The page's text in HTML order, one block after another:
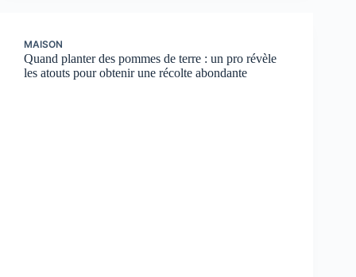
MAISON
Quand planter des pommes de terre : un pro révèle
les atouts pour obtenir une récolte abondante